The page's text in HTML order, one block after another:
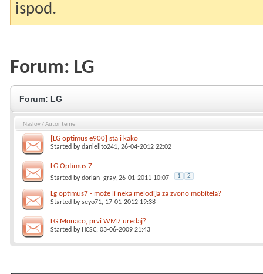
ispod.
Forum: LG
Forum: LG
Naslov/Autor teme
[LG optimus e900] sta i kako
Started bydanielito241, 26-04-2012 22:02
LG Optimus 7
Started bydorian_gray, 26-01-2011 10:07 1 2
Lg optimus7 - može li neka melodija za zvono mobitela?
Started byseyo71, 17-01-2012 19:38
LG Monaco, prvi WM7 uređaj?
Started by HCSC, 03-06-2009 21:43